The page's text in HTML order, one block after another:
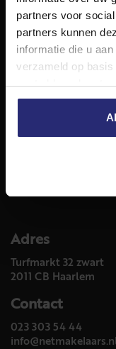
partners voor
partners kunnen
informatie die u
verzameld op
gaat akkoord met
gebruiken.
Volg ons op
Diensten
Aankoop
Meer
Adres
Turfmarkt 32 zwart
2011 CB Haarlem
Contact
023 303 54 44